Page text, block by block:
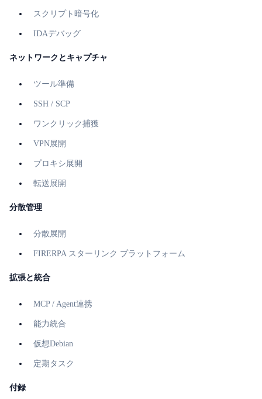
スクリプト暗号化
IDAデバッグ
ネットワークとキャプチャ
ツール準備
SSH / SCP
ワンクリック捕獲
VPN展開
プロキシ展開
転送展開
分散管理
分散展開
FIRERPA スターリンク プラットフォーム
拡張と統合
MCP / Agent連携
能力統合
仮想Debian
定期タスク
付録